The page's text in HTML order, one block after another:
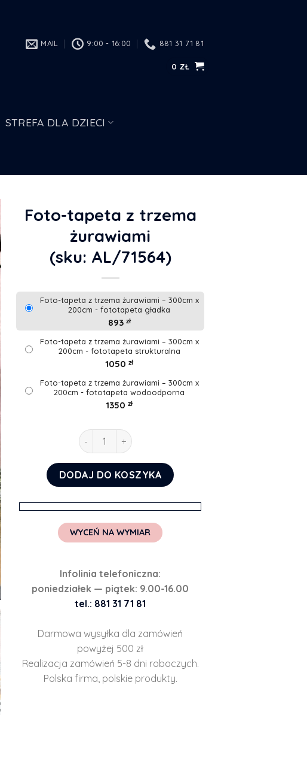
MAIL 9:00 - 16:00 881 31 71 81
0 ZŁ
STREFA DLA DZIECI
Foto-tapeta z trzema
żurawiami
(sku: AL/71564)
Foto-tapeta z trzema żurawiami – 300cm x
200cm - fototapeta gładka
893 zł
Foto-tapeta z trzema żurawiami – 300cm x
200cm - fototapeta strukturalna
1050 zł
Foto-tapeta z trzema żurawiami – 300cm x
200cm - fototapeta wodoodporna
1350 zł
ilość Foto-tapeta z trzema żurawiami
DODAJ DO KOSZYKA
WYCEŃ NA WYMIAR
Infolinia telefoniczna:
poniedziałek — piątek: 9.00-16.00
tel.: 881 31 71 81
Darmowa wysyłka dla zamówień
powyżej 500 zł
Realizacja zamówień 5-8 dni roboczych.
Polska firma, polskie produkty.